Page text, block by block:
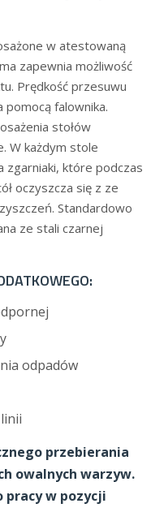
w atestowaną
zapewnia możliwość
Prędkość przesuwu
pomocą falownika.
stołów
W każdym stole
zgarniaki, które podczas
oczyszcza się z ze
Standardowo
ze stali czarnej
odpadów
przebierania
owalnych warzyw.
pracy w pozycji